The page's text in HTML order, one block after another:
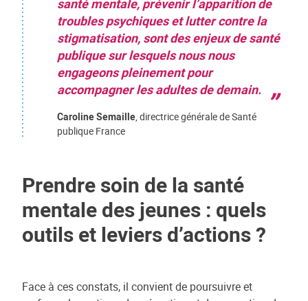
santé mentale, prévenir l’apparition de
troubles psychiques et lutter contre la
stigmatisation, sont des enjeux de santé
publique sur lesquels nous nous
engageons pleinement pour
accompagner les adultes de demain.
Caroline Semaille, directrice générale de Santé
publique France
Prendre soin de la santé
mentale des jeunes : quels
outils et leviers d’actions ?
Face à ces constats, il convient de poursuivre et